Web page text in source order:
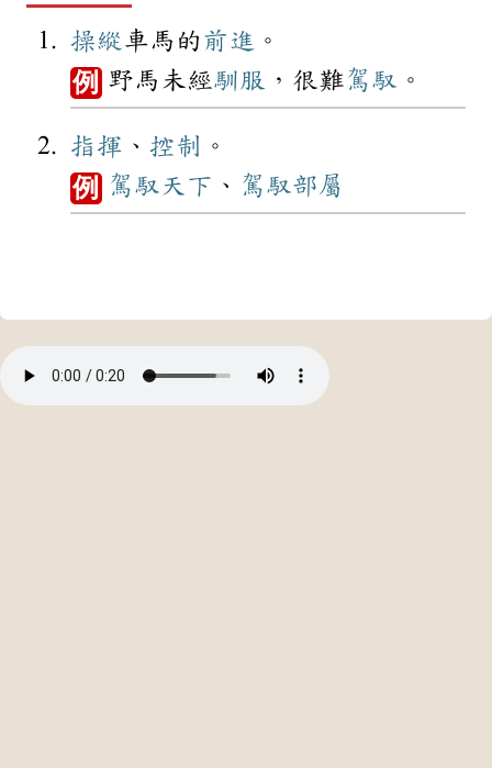
操縱 車馬的 前進 。
例 野馬未經馴服 ，很難駕馭 。
指揮 、 控制 。
例 駕馭天下 、 駕馭部屬